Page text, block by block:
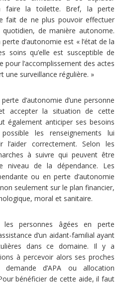
faire la toilette. Bref, la perte
fait de ne plus pouvoir effectuer
de manière autonome.
d’autonomie est « l’état de la
soins qu’elle est susceptible de
pour l’accomplissement des actes
une surveillance régulière. »
d’autonomie d’une personne
accepter la situation de cette
également anticiper ses besoins
les renseignements lui
correctement. Selon les
à suivre qui peuvent être
niveau de la dépendance. Les
ou en perte d’autonomie
seulement sur le plan financier,
moral et sanitaire.
personnes âgées en perte
d’un aidant-familial ayant
dans ce domaine. Il y a
à percevoir alors ses proches
d’APA ou allocation
bénéficier de cette aide, il faut